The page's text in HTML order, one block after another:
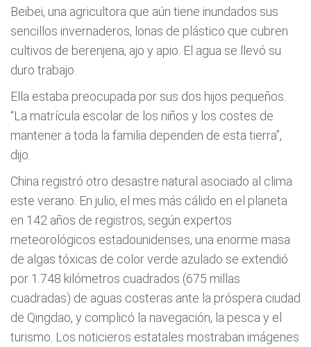
Beibei, una agricultora que aún tiene inundados sus
sencillos invernaderos, lonas de plástico que cubren
cultivos de berenjena, ajo y apio. El agua se llevó su
duro trabajo.
Ella estaba preocupada por sus dos hijos pequeños.
“La matrícula escolar de los niños y los costes de
mantener a toda la familia dependen de esta tierra”,
dijo.
China registró otro desastre natural asociado al clima
este verano. En julio, el mes más cálido en el planeta
en 142 años de registros, según expertos
meteorológicos estadounidenses, una enorme masa
de algas tóxicas de color verde azulado se extendió
por 1.748 kilómetros cuadrados (675 millas
cuadradas) de aguas costeras ante la próspera ciudad
de Qingdao, y complicó la navegación, la pesca y el
turismo. Los noticieros estatales mostraban imágenes